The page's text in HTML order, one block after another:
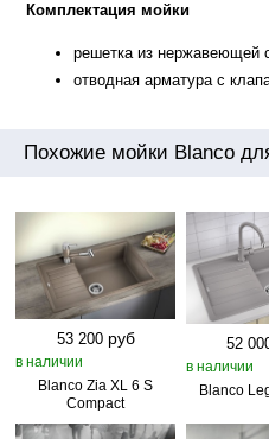
Комплектация мойки
решетка из нержавеющей
отводная арматура с
Похожие мойки Blanco
53 200 руб
в наличии
Blanco Zia XL 6 S
Compact
52
в наличии
Blanco